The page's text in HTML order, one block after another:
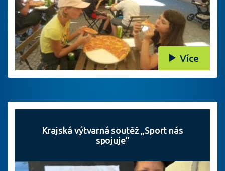
Více
Krajská výtvarná soutěž „Sport nás
spojuje“